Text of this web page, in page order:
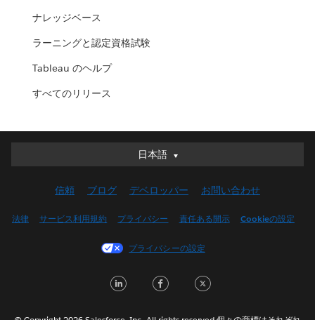
ナレッジベース
ラーニングと認定資格試験
Tableau のヘルプ
すべてのリリース
日本語
日本語
English (UK)
Français (Canada)
Italiano
信頼 ブログ デベロッパー お問い合わせ
法律 サービス利用規約 プライバシー 責任ある開示 Cookieの設定
プライバシーの設定
LinkedInFacebook